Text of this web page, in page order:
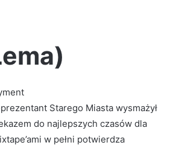
Starego Miasta wysmażył
do najlepszych czasów dla
w pełni potwierdza